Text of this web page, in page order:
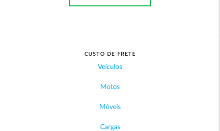
CUSTO DE FRETE
Veículos
Motos
Móveis
Cargas